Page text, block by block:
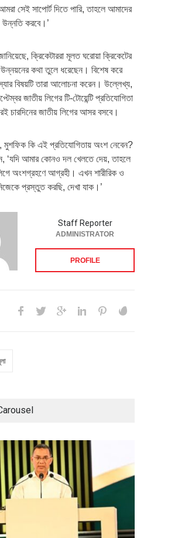
সেই সাপোর্ট দিতে পারি, তাহলে আমাদের
করবে।’
ক্রিকেটাররা মূলত ঘরোয়া ক্রিকেটের
কথা তুলে ধরেছেন। বিশেষ করে
বিষয়টি তারা আলোচনা করেন। উল্লেখ্য,
জাতীয় লিগের টি-টোয়েন্টি প্রতিযোগিতা
চারদিনের জাতীয় লিগের আসর বসবে।
মুশফিক কি এই প্রতিযোগিতায় অংশ নেবেন?
‘যদি আমার কোনও দল খেলতে দেয়, তাহলে
অংশগ্রহণে আগ্রহী। এখন শারীরিক ও
প্রস্তুত করছি, দেখা যাক।’
Staff Reporter
ADMINISTRATOR
PROFILE